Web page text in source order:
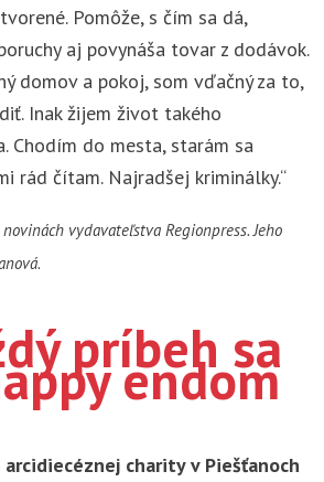
Pomôže, s čím sa dá,
aj povynáša tovar z dodávok.
domov a pokoj, som vďačný za to,
Inak žijem život takého
Chodím do mesta, starám sa
rád čítam. Najradšej kriminálky.“
vydavateľstva Regionpress. Jeho
príbeh sa
endom
charity v Piešťanoch